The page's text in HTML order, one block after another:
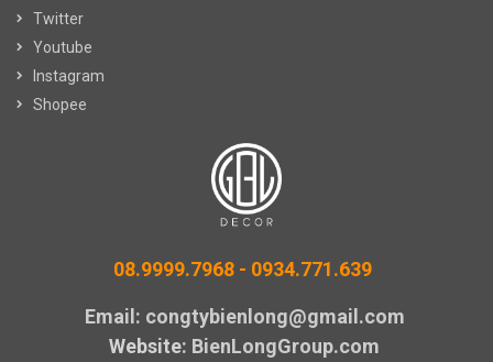
Twitter
Youtube
Instagram
Shopee
08.9999.7968 - 0934.771.639
Email: congtybienlong@gmail.com
Website: BienLongGroup.com